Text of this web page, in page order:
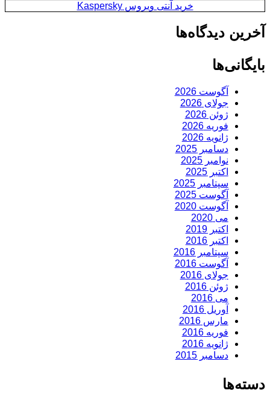
خرید آنتی ویروس Kaspersky
آخرین دیدگاه‌ها
بایگانی‌ها
آگوست 2026
جولای 2026
ژوئن 2026
فوریه 2026
ژانویه 2026
دسامبر 2025
نوامبر 2025
اکتبر 2025
سپتامبر 2025
آگوست 2025
آگوست 2020
می 2020
اکتبر 2019
اکتبر 2016
سپتامبر 2016
آگوست 2016
جولای 2016
ژوئن 2016
می 2016
آوریل 2016
مارس 2016
فوریه 2016
ژانویه 2016
دسامبر 2015
دسته‌ها